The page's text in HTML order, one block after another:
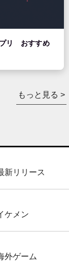
プリ おすすめ
もっと見る >
新リリース
ケメン
外ゲーム